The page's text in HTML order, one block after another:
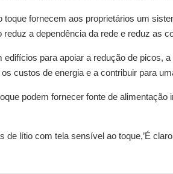
fornecem aos proprietários um
a dependência da rede e reduz as
para apoiar a redução de picos,
custos de energia e a contribuir para
podem fornecer fonte de alimentação
lítio com tela sensível ao toque,’É